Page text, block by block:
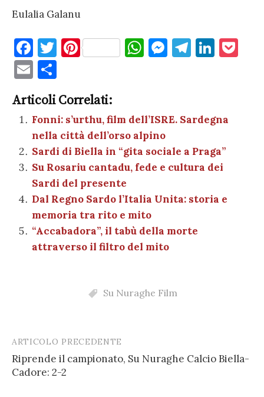
Eulalia Galanu
F
a
c
e
b
o
o
k
T
te
r
Pi
es
t
W
A
p
p
M
g
er
T
a
m
Li
dI
n
E
m
ai
l
n
di
vi
di
Articoli Correlati:
Fonni: s’urthu, film dell’ISRE. Sardegna
nella città dell’orso alpino
Sardi di Biella in “gita sociale a Praga”
Su Rosariu cantadu, fede e cultura dei
Sardi del presente
Dal Regno Sardo l’Italia Unita: storia e
memoria tra rito e mito
“Accabadora”, il tabù della morte
attraverso il filtro del mito
Su Nuraghe Film
Post
navigation
ARTICOLO PRECEDENTE
Riprende il campionato, Su Nuraghe Calcio Biella-
Cadore: 2-2